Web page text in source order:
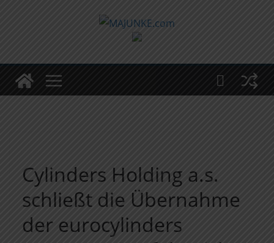
Cylinders Holding a.s.
schließt die Übernahme
der eurocylinders